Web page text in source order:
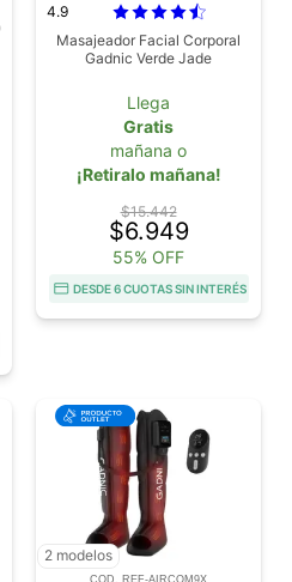
4.9
Masajeador Facial Corporal
Gadnic Verde Jade
Llega
Gratis
mañana o
¡Retiralo mañana!
$15.442
$6.949
55% OFF
DESDE 6 CUOTAS SIN INTERÉS
2 modelos